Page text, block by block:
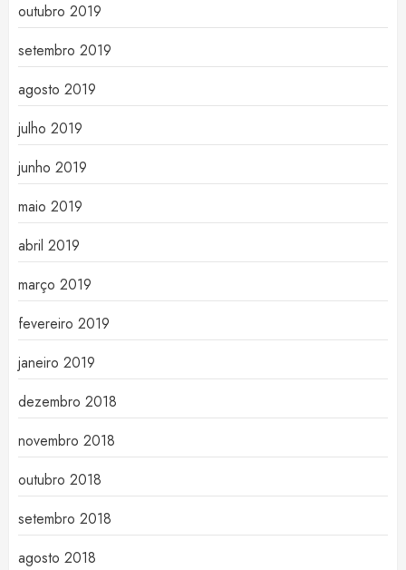
outubro 2019
setembro 2019
agosto 2019
julho 2019
junho 2019
maio 2019
abril 2019
março 2019
fevereiro 2019
janeiro 2019
dezembro 2018
novembro 2018
outubro 2018
setembro 2018
agosto 2018